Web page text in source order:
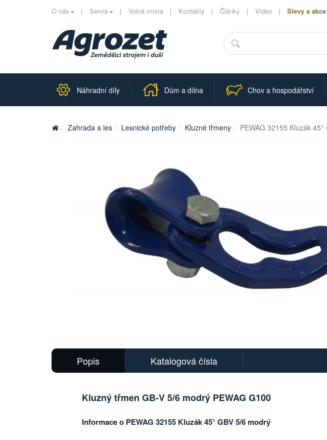
O nás Servis Volná místa Kontakty Články Video Slevy a akce
Hledat
Náhradní díly Dům a dílna Chov a hospodářství
Zahrada a les Lesnické potřeby Kluzné třmeny PEWAG 32155 Kluzák
Popis Katalogová čísla
Kluzný třmen GB-V 5/6 modrý PEWAG G100
Informace o PEWAG 32155 Kluzák 45° GBV 5/6 modrý